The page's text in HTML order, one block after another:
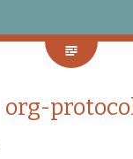
org-